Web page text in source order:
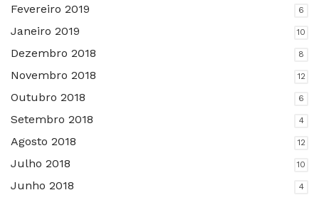
Fevereiro 2019 6
Janeiro 2019 10
Dezembro 2018 8
Novembro 2018 12
Outubro 2018 6
Setembro 2018 4
Agosto 2018 12
Julho 2018 10
Junho 2018 4